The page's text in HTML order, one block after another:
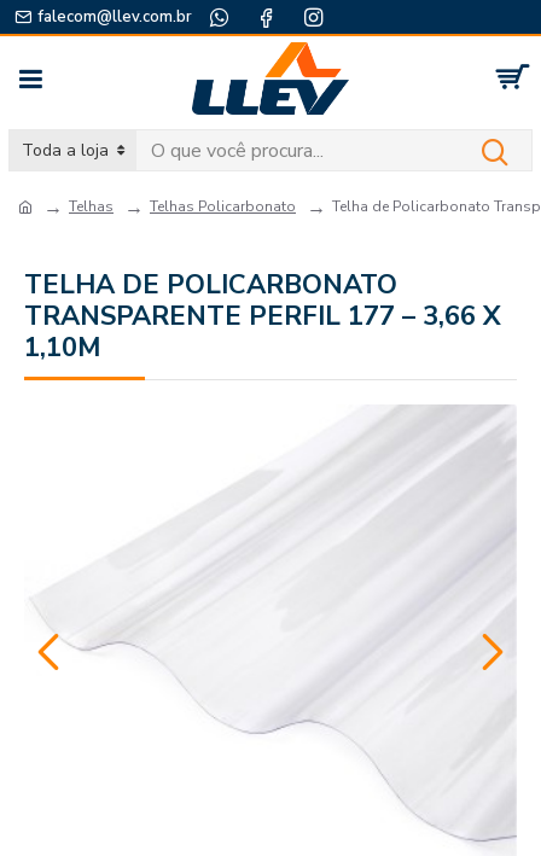
falecom@llev.com.br
Toda a loja
Telhas Telhas Policarbonato Telha de Policarbonato
TELHA DE POLICARBONATO
TRANSPARENTE PERFIL 177 – 3,66 X
1,10M